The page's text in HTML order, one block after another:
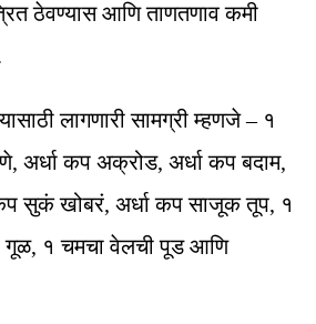
ठेवण्यास आणि ताणतणाव कमी
लागणारी सामग्री म्हणजे – १
अर्धा कप अक्रोड, अर्धा कप बदाम,
सुकं खोबरं, अर्धा कप साजूक तूप, १
गूळ, १ चमचा वेलची पूड आणि